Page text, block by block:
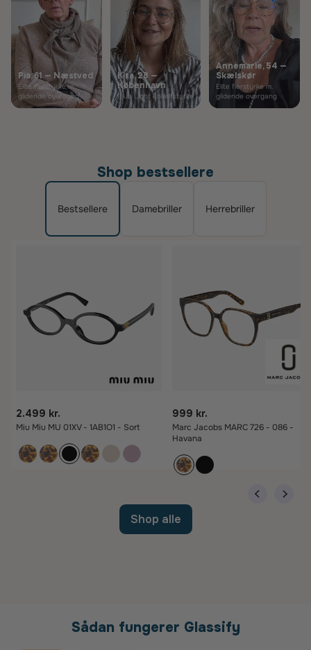
Pia, 61 — Næstved
Elite flerstyrke m.
glidende overgang
Kira, 28 —
København
Blue Light Enkeltstyrke
Annemarie, 54 —
Skælskør
Elite flerstyrke m.
glidende overgang
Shop bestsellere
Bestsellere Damebriller Herrebriller
2.499 kr.
Miu Miu MU 01XV - 1AB1O1 - Sort
999 kr.
Marc Jacobs MARC 726 - 086 -
Havana
Shop alle
Sådan fungerer Glassify